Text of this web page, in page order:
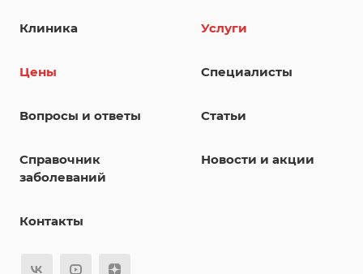
Клиника Услуги
Цены Специалисты
Вопросы и ответы Статьи
Справочник
заболеваний
Новости и акции
Контакты